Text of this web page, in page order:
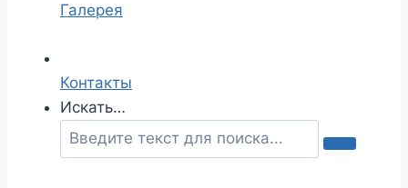
Галерея
Контакты
Искать…